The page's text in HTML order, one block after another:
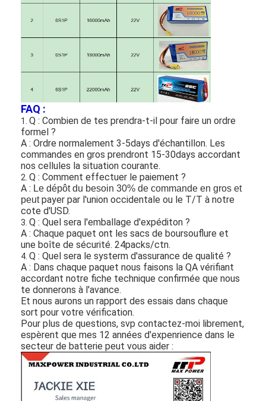
Batterie au lithium primaire
FAQ :
1.Q : Combien de tes prendra-t-il pour faire un ordre
formel ?
A : Ordre normalement 3-5days d'échantillon. Les
commandes en gros prendront 15-30days accordant
nos cellules la situation courante.
2.Q : Comment effectuer le paiement ?
A : Le dépôt du besoin 30% de commande en gros et
peutpayer par l'union occidentale ou le T/T à notre
cote d'USD.
3.Q : Quel sera l'emballage d'expéditon ?
A : Chaque paquet ont les sacs de boursouflure et
une boîte de sécurité. 24packs/ctn.
4.Q : Quel sera le systerm d'assurance de qualité ?
A : Dans chaque paquet nous faisons la QA vérifiant
accordant notre fiche technique confirmée que nous
te donnerons à l'avance.
Et nous aurons un rapport des essais dans chaque
sort pour votre vérification.
Pour plus de questions, svp contactez-moi librement,
espèrent que mes 12 années d'expenrience dans le
secteur de batterie peut vous aider :